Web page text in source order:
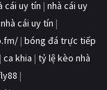
cái uy tín | nhà cái uy
nhà cái uy tín |
| bóng đá trực tiếp
| ca khia | tỷ lệ kèo nhà
|